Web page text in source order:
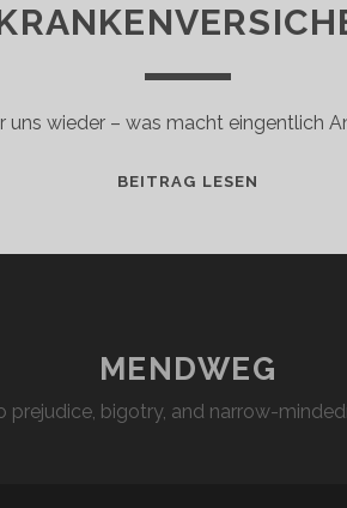
uns wieder – was macht eingentlich
BEITRAG LESEN
MENDWEG
prejudice, bigotry, and narrow-